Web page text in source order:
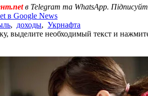
в Telegram та WhatsApp.
в Google News
, доходы, Укрнафта
выделите необходимый текст и